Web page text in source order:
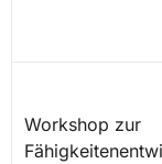
Workshop zur